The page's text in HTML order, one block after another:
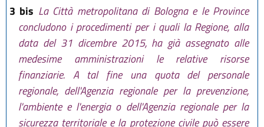
3 bis La Città metropolitana di Bologna e le Province
concludono i procedimenti per i quali la Regione, alla
data del 31 dicembre 2015, ha già assegnato alle
medesime amministrazioni le relative risorse
finanziarie. A tal fine una quota del personale
regionale, dell'Agenzia regionale per la prevenzione,
l'ambiente e l'energia o dell'Agenzia regionale per la
sicurezza territoriale e la protezione civile può essere